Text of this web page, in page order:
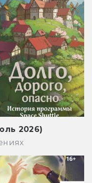
2026)